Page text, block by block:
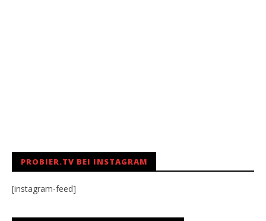
PROBIER.TV BEI INSTAGRAM
[instagram-feed]